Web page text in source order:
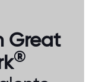
Great
®